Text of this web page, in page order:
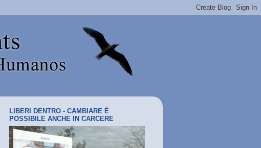
LIBERI DENTRO - CAMBIARE È
POSSIBILE ANCHE IN CARCERE